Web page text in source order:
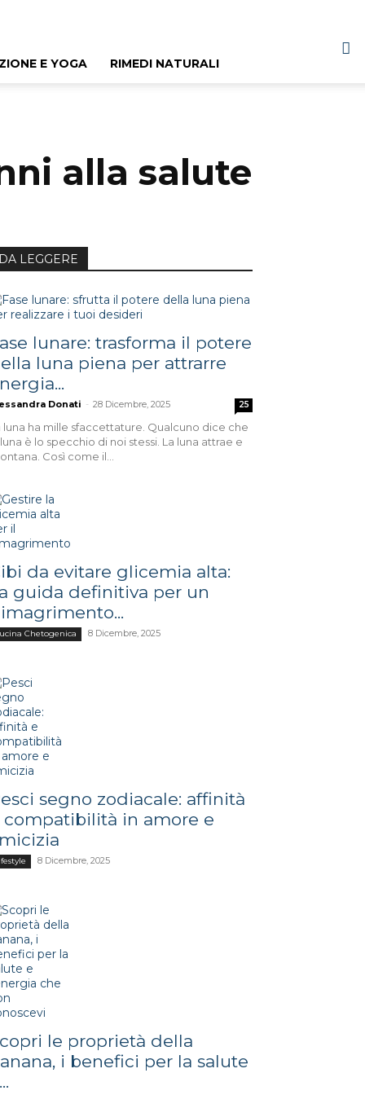
E YOGA RIMEDI NATURALI
alla salute
DA LEGGERE
lunare: trasforma il potere
luna piena per attrarre
Donati - 28 Dicembre, 2025 25
luna ha mille sfaccettature. Qualcuno dice che
è lo specchio di noi stessi. La luna attrae e
Così come il...
da evitare glicemia alta:
guida definitiva per un
Chetogenica 8 Dicembre, 2025
segno zodiacale: affinità
compatibilità in amore e
8 Dicembre, 2025
le proprietà della
i benefici per la salute